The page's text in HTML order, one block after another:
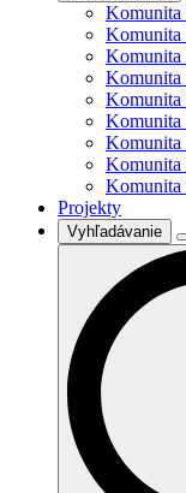
Komunita
Komunita
Komunita
Komunita
Komunita
Komunita
Komunita
Komunita
Komunita
Projekty
Vyhľadávanie